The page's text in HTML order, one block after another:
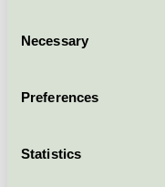
Selection
Necessary
Preferences
Statistics